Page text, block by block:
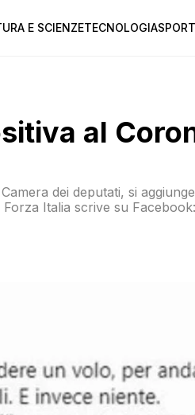
E SCIENZETECNOLOGIASPORT
al
dei deputati, si
Italia scrive su